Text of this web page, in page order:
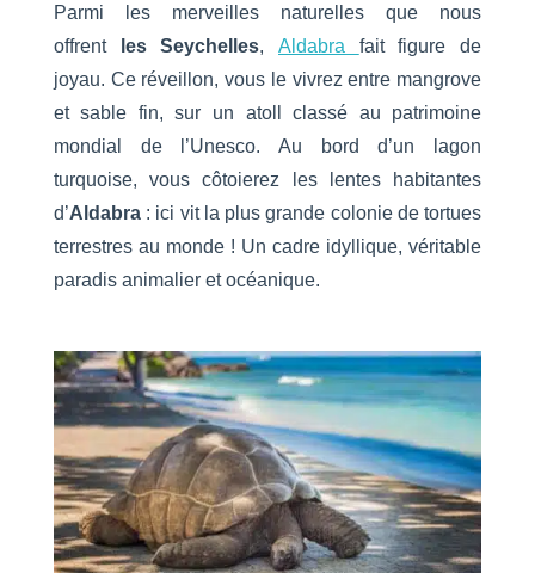
Parmi les merveilles naturelles que nous
offrent
les Seychelles, Aldabra
fait figure de
joyau. Ce réveillon, vous le vivrez entre mangrove
et sable fin, sur un atoll classé au patrimoine
mondial de l’Unesco. Au bord d’un lagon
turquoise, vous côtoierez les lentes habitantes
d’Aldabra: ici vit la plus grande colonie de tortues
terrestres au monde ! Un cadre idyllique, véritable
paradis animalier et océanique.